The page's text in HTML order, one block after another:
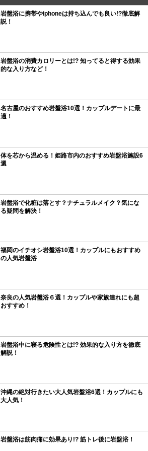
岩盤浴に携帯やiphoneは持ち込んでも良い!?徹底解
説！
岩盤浴の消費カロリーとは!? 知ってると得する効果
的な入り方など！
名古屋のおすすめ岩盤浴10選！カップルデートに最
適！
体を芯から温める！姫路市内のおすすめ岩盤浴施設6
選
岩盤浴で化粧は落とす？ナチュラルメイク？気にな
る疑問を解決！
福岡のイチオシ岩盤浴10選！カップルにもおすすめ
の人気岩盤浴
奈良の人気岩盤浴６選！カップルや家族連れにも超
おすすめ！
岩盤浴中に寝る危険性とは!? 効果的な入り方を徹底
解説！
沖縄の絶対行きたい大人気岩盤浴6選！カップルにも
大人気！
岩盤浴は筋肉痛に効果あり!? 筋トレ後に岩盤浴！